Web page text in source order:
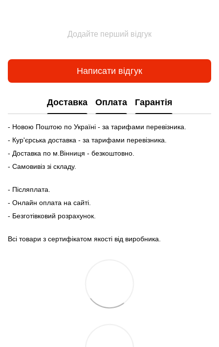
Додайте перший відгук
Написати відгук
Доставка Оплата Гарантія
- Новою Поштою по Україні - за тарифами перевізника.
- Кур'єрська доставка - за тарифами перевізника.
- Доставка по м.Вінниця - безкоштовно.
- Самовивіз зі складу.
- Післяплата.
- Онлайн оплата на сайті.
- Безготівковий розрахунок.
Всі товари з сертифікатом якості від виробника.